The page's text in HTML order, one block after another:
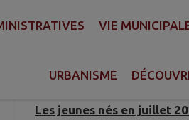
VIE
URBANISME
Publié le mercredi 01 juillet
Les jeunes nés en juillet